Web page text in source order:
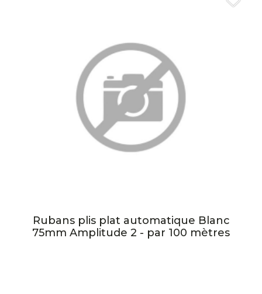
Rubans plis plat automatique Blanc
75mm Amplitude 2 - par 100 mètres